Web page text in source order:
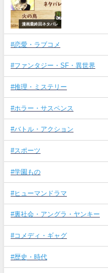
漫画最終回ネタバレ
#恋愛・ラブコメ
#ファンタジー・SF・異世界
#推理・ミステリー
#ホラー・サスペンス
#バトル・アクション
#スポーツ
#学園もの
#ヒューマンドラマ
#裏社会・アングラ・ヤンキー
#コメディ・ギャグ
#歴史・時代